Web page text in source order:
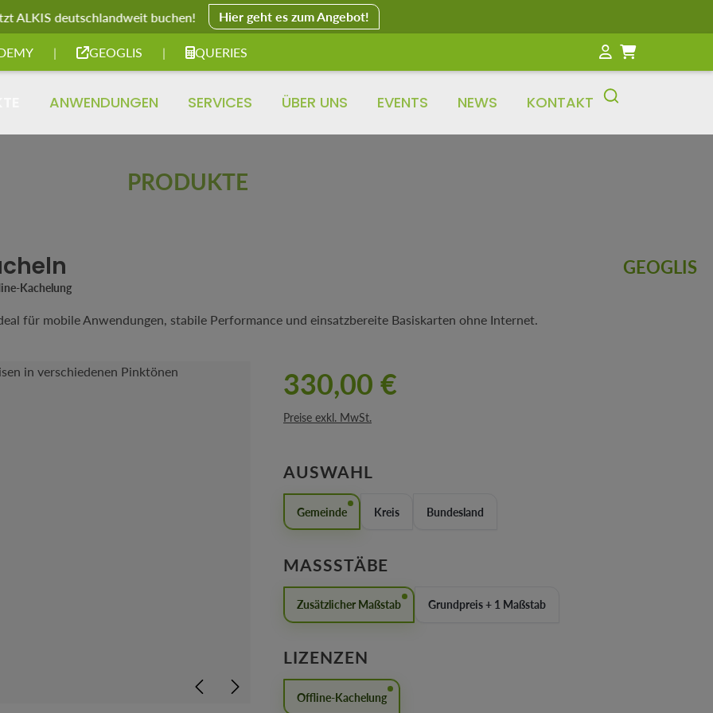
ALKIS deutschlandweit buchen! Hier geht es zum Angebot!
| GEOGLIS | QUERIES
ANWENDUNGEN SERVICES ÜBER UNS EVENTS NEWS KONTAKT
PRODUKTE
Kachelung
GEOGLIS
für mobile Anwendungen, stabile Performance und einsatzbereite Basiskarten ohne Internet.
330,00 €
Preise exkl. MwSt.
AUSWAHL
Gemeinde Kreis Bundesland
MASSSTÄBE
Zusätzlicher Maßstab Grundpreis + 1 Maßstab
LIZENZEN
Offline-Kachelung